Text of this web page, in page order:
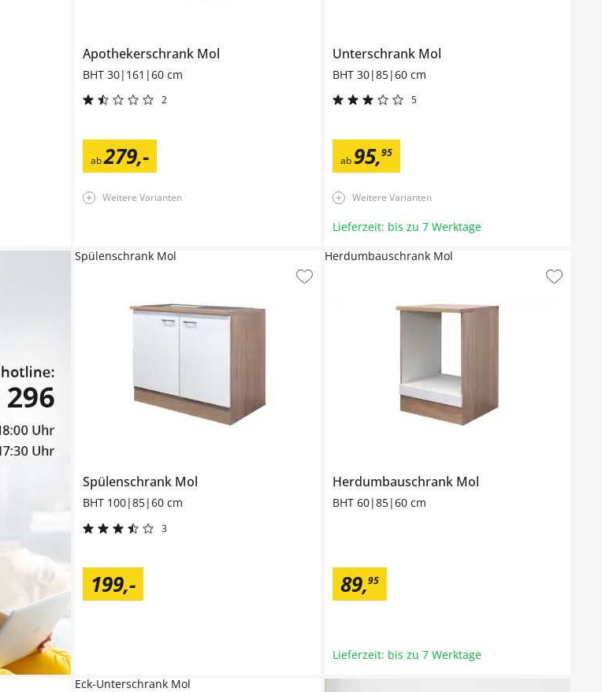
Apothekerschrank Mol
BHT 30|161|60 cm
2
ab279,-
Weitere Varianten
Unterschrank Mol
BHT 30|85|60 cm
5
ab 95,95
Weitere Varianten
Lieferzeit: bis zu 7 Werktage
Spülenschrank Mol
BHT 100|85|60 cm
3
199,-
Spülenschrank Mol
Herdumbauschrank Mol
BHT 60|85|60 cm
89,95
Herdumbauschrank Mol
Lieferzeit: bis zu 7 Werktage
Eck-Unterschrank Mol